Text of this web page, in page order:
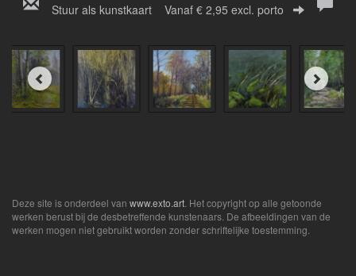
Stuur als kunstkaart Vanaf € 2,95 excl. porto
Deze site is onderdeel van www.exto.art . Het copyright op alle getoonde
werken berust bij de desbetreffende kunstenaars. De afbeeldingen van de
werken mogen niet gebruikt worden zonder schriftelijke toestemming.